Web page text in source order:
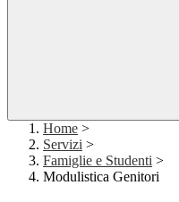
Home >
Servizi >
Famiglie e Studenti >
Modulistica Genitori